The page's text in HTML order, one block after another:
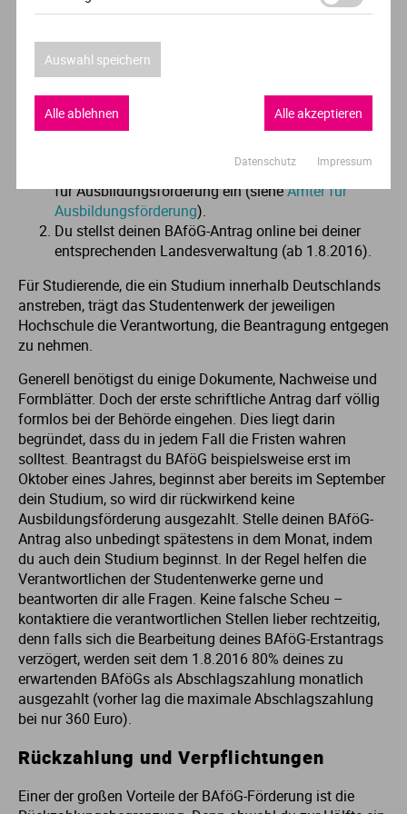
herauszufinden, ob und wie viel BAföG zusteht.
Der BAföG-Antrag
Um dein BAföG zu beantragen, hast du zwei
Möglichkeiten:
Formblätter aus und reichst diese bei deinem Amt
für Ausbildungsförderung ein (sieheÄmter für
Ausbildungsförderung).
Du stellst deinen BAföG-Antrag online bei deiner
entsprechenden Landesverwaltung (ab 1.8.2016).
Für Studierende, die ein Studium innerhalb Deutschlands
anstreben, trägt das Studentenwerk der jeweiligen
Hochschule die Verantwortung, die Beantragung entgegen
zu nehmen.
Generell benötigst du einige Dokumente, Nachweise und
Formblätter. Doch der erste schriftliche Antrag darf völlig
formlos bei der Behörde eingehen. Dies liegt darin
begründet, dass du in jedem Fall die Fristen wahren
solltest. Beantragst du BAföG beispielsweise erst im
Oktober eines Jahres, beginnst aber bereits im September
dein Studium, so wird dir rückwirkend keine
Ausbildungsförderung ausgezahlt. Stelle deinen BAföG-
Antrag also unbedingt spätestens in dem Monat, indem
du auch dein Studium beginnst. In der Regel helfen die
Verantwortlichen der Studentenwerke gerne und
beantworten dir alle Fragen. Keine falsche Scheu –
kontaktiere die verantwortlichen Stellen lieber rechtzeitig,
denn falls sich die Bearbeitung deines BAföG-Erstantrags
verzögert, werden seit dem 1.8.2016 80% deines zu
erwartenden BAföGs als Abschlagszahlung monatlich
ausgezahlt (vorher lag die maximale Abschlagszahlung
bei nur 360 Euro).
Rückzahlung und Verpflichtungen
Einer der großen Vorteile der BAföG-Förderung ist die
Auswahl speichern
Alle akzeptieren
Alle ablehnen
Datenschutz Impressum